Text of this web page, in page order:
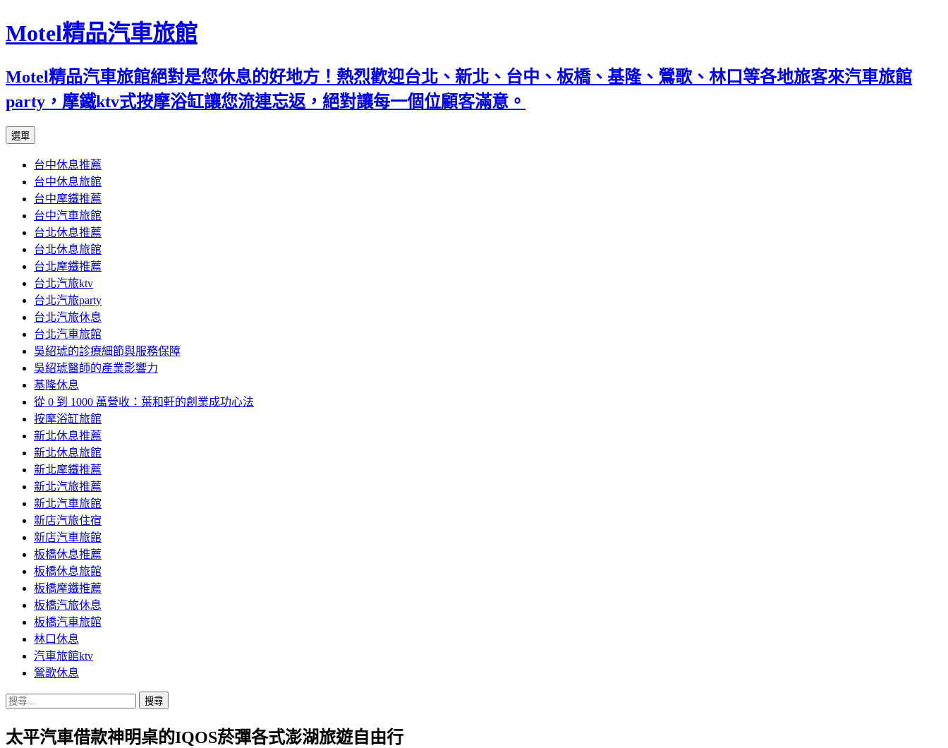
Motel精品汽車旅館
Motel精品汽車旅館絕對是您休息的好地方！熱烈歡迎台北、新北、台中、板橋、基隆、鶯歌、林口等各地旅客來汽車旅館
party，摩鐵ktv式按摩浴缸讓您流連忘返，絕對讓每一個位顧客滿意。
選單
內
容
台中休息推薦
台中休息旅館
台中摩鐵推薦
台中汽車旅館
台北休息推薦
台北休息旅館
台北摩鐵推薦
台北汽旅ktv
台北汽旅party
台北汽旅休息
台北汽車旅館
吳紹琥的診療細節與服務保障
吳紹琥醫師的產業影響力
基隆休息
從 0 到 1000 萬營收：葉和軒的創業成功心法
按摩浴缸旅館
新北休息推薦
新北休息旅館
新北摩鐵推薦
新北汽旅推薦
新北汽車旅館
新店汽旅住宿
新店汽車旅館
板橋休息推薦
板橋休息旅館
板橋摩鐵推薦
板橋汽旅休息
板橋汽車旅館
林口休息
汽車旅館ktv
鶯歌休息
搜
關
太平汽車借款神明桌的IQOS菸彈各式澎湖旅遊自由行